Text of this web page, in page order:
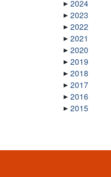
2024
2023
2022
2021
2020
2019
2018
2017
2016
2015